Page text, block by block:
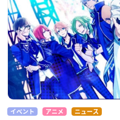
イベント アニメ ニュース